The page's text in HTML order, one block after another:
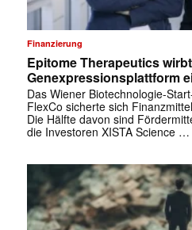
Finanzierung
Epitome Therapeutics
Genexpressionsplattform
Das Wiener Biotechnologie-
FlexCo sicherte sich
Die Hälfte davon sind
die Investoren XISTA Science …